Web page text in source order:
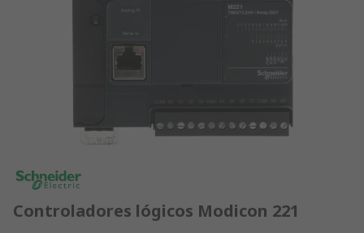
Controladores lógicos Modicon 221